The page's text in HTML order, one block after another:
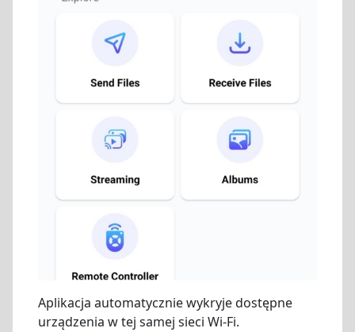
Aplikacja automatycznie wykryje dostępne
urządzenia w tej samej sieci Wi-Fi.